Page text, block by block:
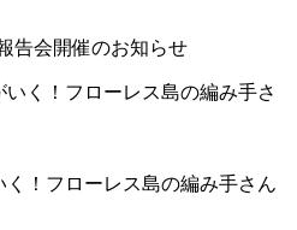
告会開催のお知らせ
！フローレス島の編み手さん